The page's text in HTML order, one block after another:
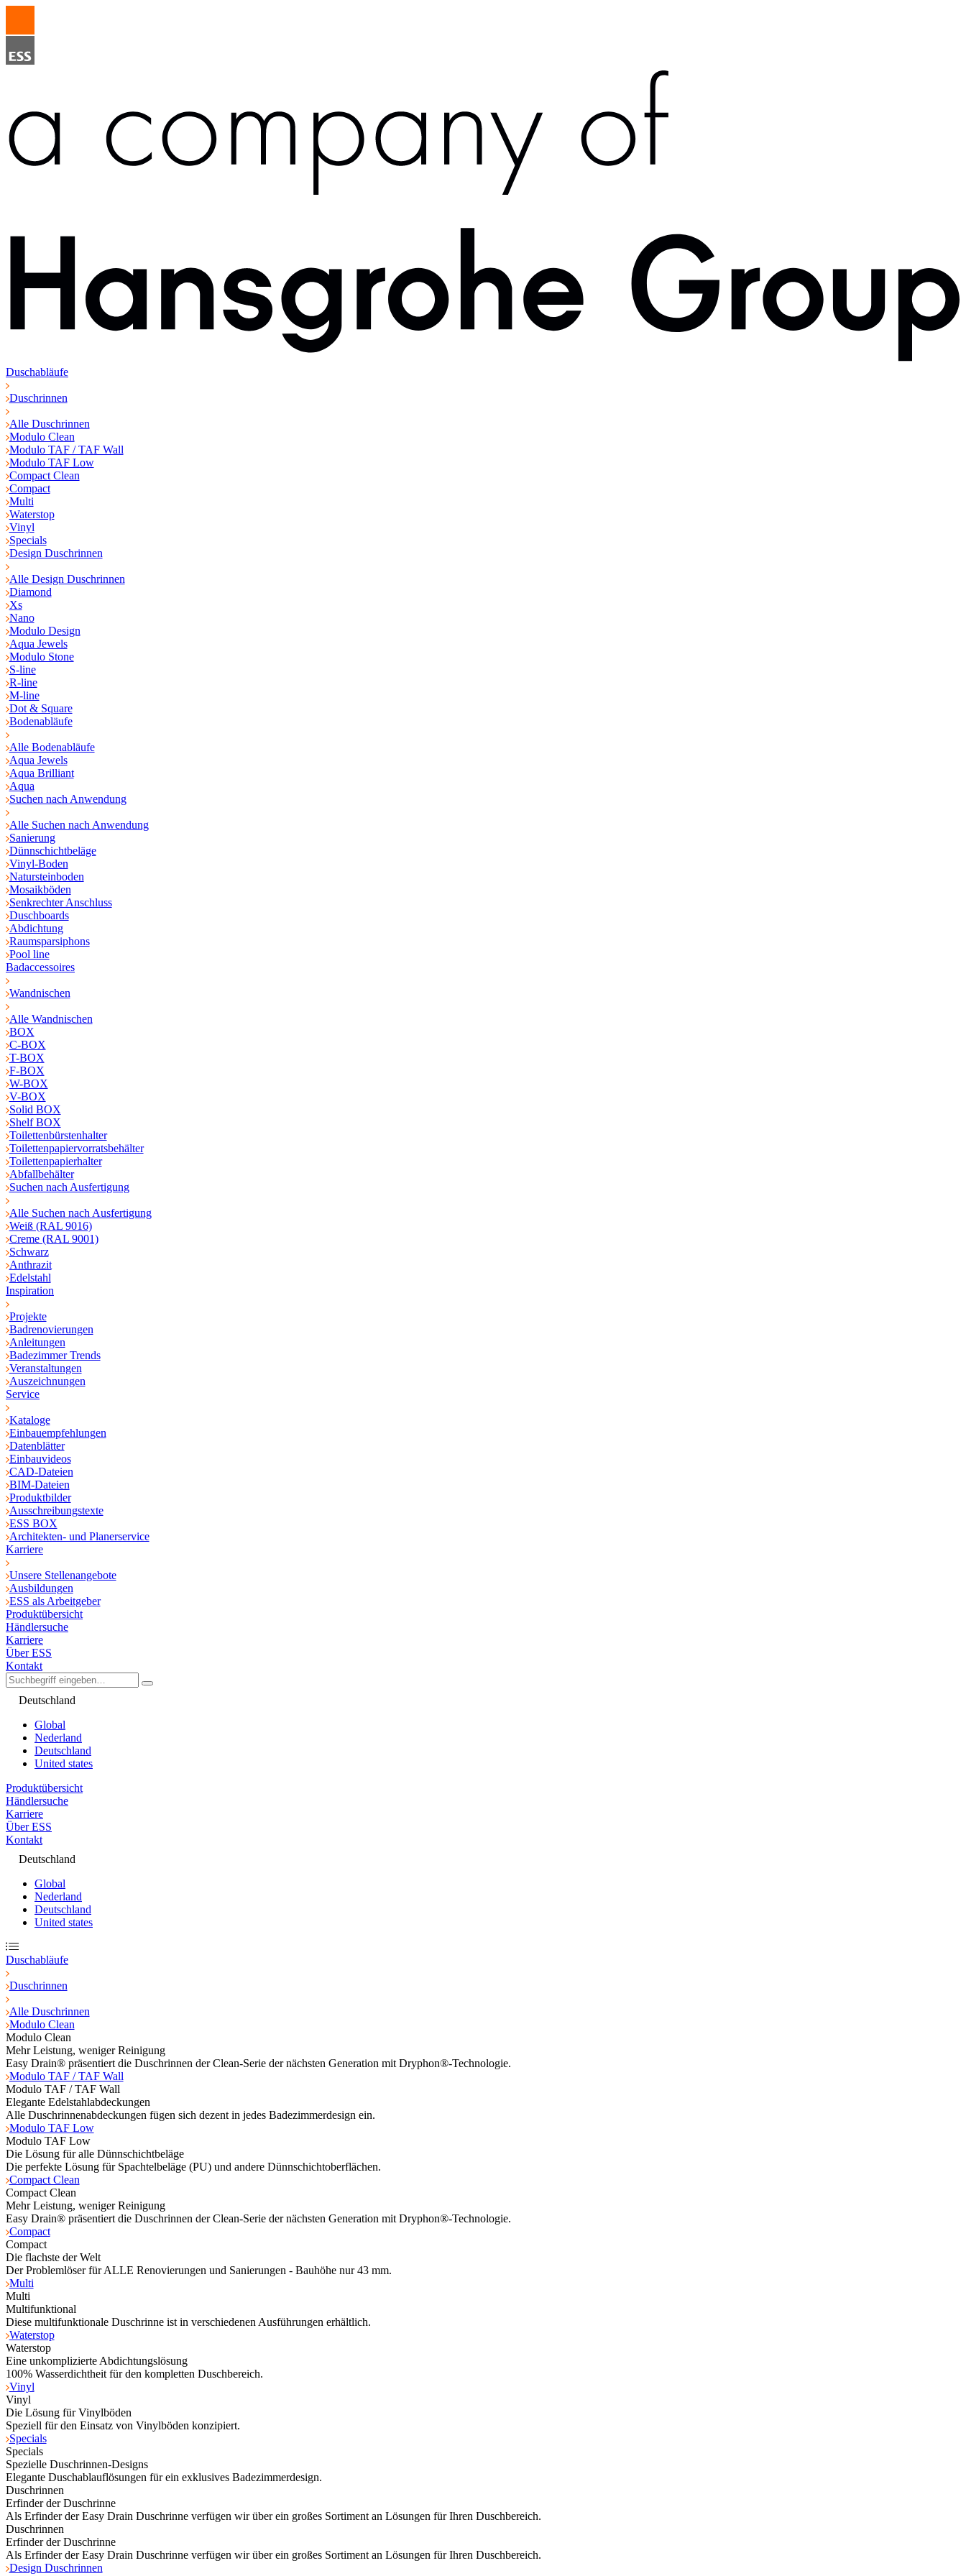
Duschabläufe
Duschrinnen
Alle Duschrinnen
Modulo Clean
Modulo TAF / TAF Wall
Modulo TAF Low
Compact Clean
Compact
Multi
Waterstop
Vinyl
Specials
Design Duschrinnen
Alle Design Duschrinnen
Diamond
Xs
Nano
Modulo Design
Aqua Jewels
Modulo Stone
S-line
R-line
M-line
Dot & Square
Bodenabläufe
Alle Bodenabläufe
Aqua Jewels
Aqua Brilliant
Aqua
Suchen nach Anwendung
Alle Suchen nach Anwendung
Sanierung
Dünnschichtbeläge
Vinyl-Boden
Natursteinboden
Mosaikböden
Senkrechter Anschluss
Duschboards
Abdichtung
Raumsparsiphons
Pool line
Badaccessoires
Wandnischen
Alle Wandnischen
BOX
C-BOX
T-BOX
F-BOX
W-BOX
V-BOX
Solid BOX
Shelf BOX
Toilettenbürstenhalter
Toilettenpapiervorratsbehälter
Toilettenpapierhalter
Abfallbehälter
Suchen nach Ausfertigung
Alle Suchen nach Ausfertigung
Weiß (RAL 9016)
Creme (RAL 9001)
Schwarz
Anthrazit
Edelstahl
Inspiration
Projekte
Badrenovierungen
Anleitungen
Badezimmer Trends
Veranstaltungen
Auszeichnungen
Service
Kataloge
Einbauempfehlungen
Datenblätter
Einbauvideos
CAD-Dateien
BIM-Dateien
Produktbilder
Ausschreibungstexte
ESS BOX
Architekten- und Planerservice
Karriere
Unsere Stellenangebote
Ausbildungen
ESS als Arbeitgeber
Produktübersicht
Händlersuche
Karriere
Über ESS
Kontakt
Deutschland
Global
Nederland
Deutschland
United states
Produktübersicht
Händlersuche
Karriere
Über ESS
Kontakt
Deutschland
Global
Nederland
Deutschland
United states
Duschabläufe
Duschrinnen
Alle Duschrinnen
Modulo Clean
Modulo Clean
Mehr Leistung, weniger Reinigung
Easy Drain® präsentiert die Duschrinnen der Clean-Serie der nächsten Generation mit Dryphon®-Technologie.
Modulo TAF / TAF Wall
Modulo TAF / TAF Wall
Elegante Edelstahlabdeckungen
Alle Duschrinnenabdeckungen fügen sich dezent in jedes Badezimmerdesign ein.
Modulo TAF Low
Modulo TAF Low
Die Lösung für alle Dünnschichtbeläge
Die perfekte Lösung für Spachtelbeläge (PU) und andere Dünnschichtoberflächen.
Compact Clean
Compact Clean
Mehr Leistung, weniger Reinigung
Easy Drain® präsentiert die Duschrinnen der Clean-Serie der nächsten Generation mit Dryphon®-Technologie.
Compact
Compact
Die flachste der Welt
Der Problemlöser für ALLE Renovierungen und Sanierungen - Bauhöhe nur 43 mm.
Multi
Multi
Multifunktional
Diese multifunktionale Duschrinne ist in verschiedenen Ausführungen erhältlich.
Waterstop
Waterstop
Eine unkomplizierte Abdichtungslösung
100% Wasserdichtheit für den kompletten Duschbereich.
Vinyl
Vinyl
Die Lösung für Vinylböden
Speziell für den Einsatz von Vinylböden konzipiert.
Specials
Specials
Spezielle Duschrinnen-Designs
Elegante Duschablauflösungen für ein exklusives Badezimmerdesign.
Duschrinnen
Erfinder der Duschrinne
Als Erfinder der Easy Drain Duschrinne verfügen wir über ein großes Sortiment an Lösungen für Ihren Duschbereich.
Duschrinnen
Erfinder der Duschrinne
Als Erfinder der Easy Drain Duschrinne verfügen wir über ein großes Sortiment an Lösungen für Ihren Duschbereich.
Design Duschrinnen